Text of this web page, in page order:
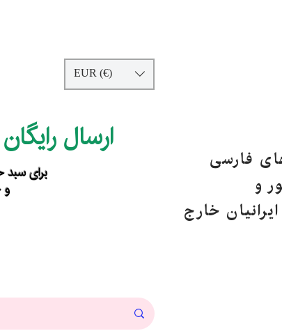
EUR (€)
ارسال
برای سبد خرید
و ۱۳۰یورو خارج از اروپا
فارسی
و
خارج